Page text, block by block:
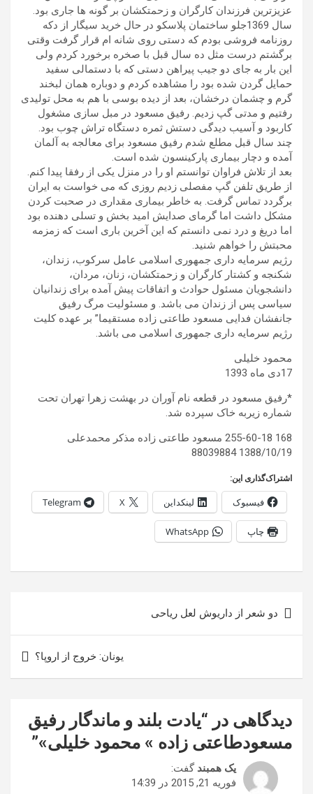
عزیزترین فرزندان کارگران و زحمتکشان بر گونه ها جاری بود.
سال 1369جلو ساختمان پلاسکو در حال خرید سیگار از دکه
روزنامه فروشی بودم که دستی روی شانه ام قرار گرفت وقتی
برگشتم درست مثل ده سال قبل با صخره برخورد کردم ولی
این بار به جای دو جیب پیراهن دستی که با دستمالی سفید
حمایل گردن شده بود را مشاهده کردم و دوباره همان لبخند
گرم و چشمان درخشان، بعد از دیده بوسی با هم به محل تولیدی
رفتیم و مدتی گپ زدیم. رفیق مسعود در مبل سازی مشغول
کاربود و آسیب دیدگی دستش ثمره دستگاه تراش چوب بود.
چند سال قبل مطلع شدم رفیق مسعود برای معالجه به آلمان
آمده و دچار بیماری پارکینسون شده است.
بعد از تلاش فراوان توانستم او را در منزل یکی از رفقا پیدا کنم.
از طریق تلفن گپ مفصلی زدیم روزی که می خواست به ایران
برگردد تماس گرفت. به خاطر بیماری مقداری در صحبت کردن
مشکل داشت اما گرمای صدایش امید بخش و تسلی دهنده بود
اما دریغ و درد نمی دانستم که این آخرین باری است که زمزمه
محبتش را خواهم شنید.
رژیم سرمایه داری جمهوری اسلامی عامل سرکوب، زندان،
شکنجه و کشتار کارگران و زحمتکشان، زنان، مردان،
دانشجویان مسئول حوادث و اتفاقات پیش آمده برای زندانیان
سیاسی پس از زندان می باشد. و مسئولیت مرگ رفیق
جانفشان فدایی مسعود طاعتی زاده مستقیما” بر عهده کلیت
رژیم سرمایه داری جمهوری اسلامی می باشد.
محمود خلیلی
17دی ماه 1393
*رفیق مسعود در قطعه نام آوران در بهشت زهرا تهران تحت
شماره زیربه خاک سپرده شد.
168 255-60-18 مسعود طاعتی زاده مذکر محمدعلی
1388/10/19 88039884
اشتراک‌گذاری این:
فیسبوک لینکداین X
Telegram
چاپ WhatsApp
نوشته
دو شعر از داریوش لعل ریاحی
یونان: خروج از اروپا؟
دیدگاهی در “یادت بلند و ماندگار رفیق
مسعودطاعتی زاده » محمود خلیلی»”
یک همبند گفت:
فوریه 21, 2015 در 14:39